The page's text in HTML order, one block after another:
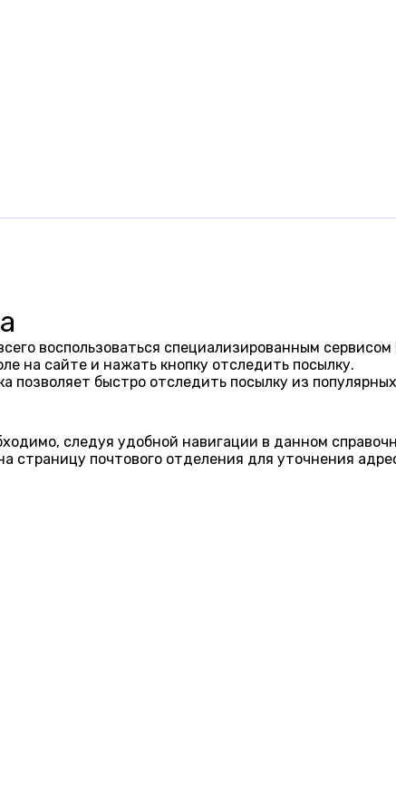
воспользоваться специализированным
на сайте и нажать кнопку отследить посылку.
позволяет быстро отследить посылку из
следуя удобной навигации в данном
почтового отделения для уточнения